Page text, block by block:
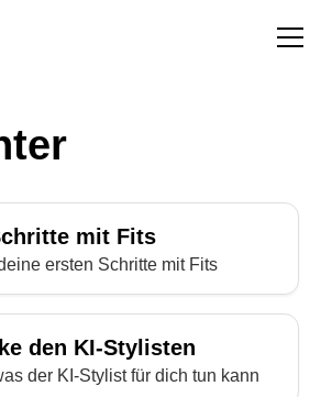
mit Fits
ersten Schritte mit Fits
den KI-Stylisten
der KI-Stylist für dich tun kann